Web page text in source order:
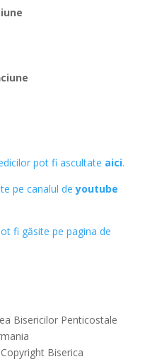
pot fi ascultate aici.
pe canalul deyoutube
fi găsite pe pagina de
Bisericilor Penticostale
Biserica